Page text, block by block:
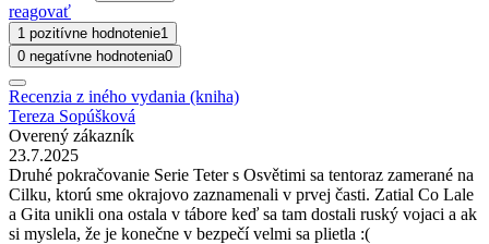
reagovať
1 pozitívne hodnotenie1
0 negatívne hodnotenia0
Recenzia z iného vydania (kniha)
Tereza Sopúšková
Overený zákazník
23.7.2025
Druhé pokračovanie Serie Teter s Osvětimi sa tentoraz zamerané na
Cilku, ktorú sme okrajovo zaznamenali v prvej časti. Zatial Co Lale
a Gita unikli ona ostala v tábore keď sa tam dostali ruský vojaci a ak
si myslela, že je konečne v bezpečí velmi sa plietla :(